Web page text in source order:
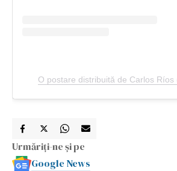
O postare distribuită de Carlos Ríos
Urmăriți-ne și pe
Google News